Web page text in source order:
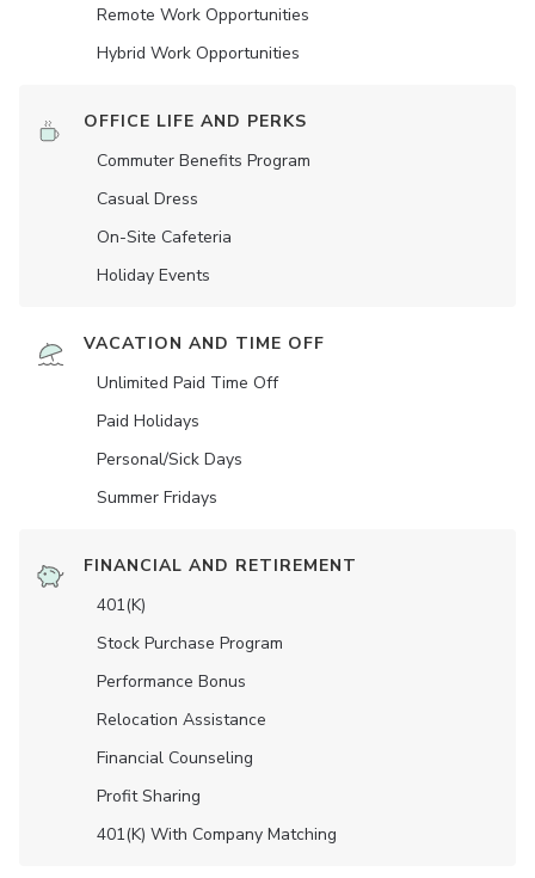
Remote Work Opportunities
Hybrid Work Opportunities
OFFICE LIFE AND PERKS
Commuter Benefits Program
Casual Dress
On-Site Cafeteria
Holiday Events
VACATION AND TIME OFF
Unlimited Paid Time Off
Paid Holidays
Personal/Sick Days
Summer Fridays
FINANCIAL AND RETIREMENT
401(K)
Stock Purchase Program
Performance Bonus
Relocation Assistance
Financial Counseling
Profit Sharing
401(K) With Company Matching